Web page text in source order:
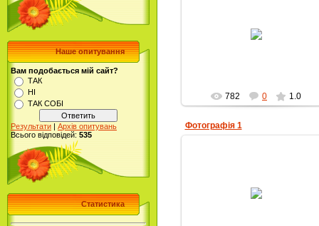
Наше опитування
Вам подобається мій сайт?
ТАК
НІ
ТАК СОБІ
Результати | Архів опитувань
Всього відповідей: 535
Статистика
782 0 1.0
Фотографія 1